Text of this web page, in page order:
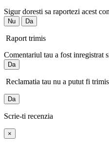
Sigur doresti sa raportezi acest
Nu Da
Raport trimis
Comentariul tau a fost inregistrat
Da
Reclamatia tau nu a putut fi
Da
Scrie-ti recenzia
×